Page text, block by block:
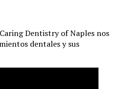
Dentistry of Naples nos
dentales y sus